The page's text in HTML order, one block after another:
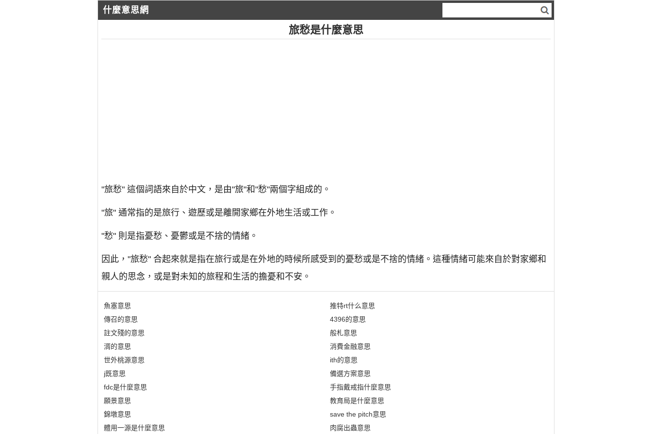
什麼意思網
旅愁是什麼意思
"旅愁" 這個詞語來自於中文，是由"旅"和"愁"兩個字組成的。
"旅" 通常指的是旅行、遊歷或是離開家鄉在外地生活或工作。
"愁" 則是指憂愁、憂鬱或是不捨的情緒。
因此，"旅愁" 合起來就是指在旅行或是在外地的時候所感受到的憂愁或是不捨的情緒。這種情緒可能來自於對家鄉和
親人的思念，或是對未知的旅程和生活的擔憂和不安。
魚塞意思
傳召的意思
註文殘的意思
湑的意思
世外桃源意思
j既意思
fdc是什麼意思
願景意思
錦墩意思
體用一源是什麼意思
推特rt什么意思
4396的意思
般札意思
消費金融意思
ith的意思
備選方案意思
手指戴戒指什麼意思
教育局是什麼意思
save the pitch意思
肉腐出蟲意思